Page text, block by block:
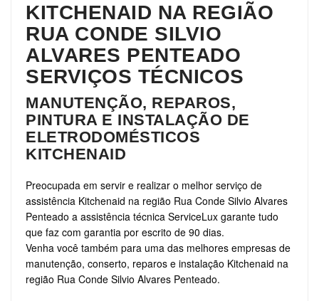
KITCHENAID NA REGIÃO
RUA CONDE SILVIO
ALVARES PENTEADO
SERVIÇOS TÉCNICOS
MANUTENÇÃO, REPAROS,
PINTURA E INSTALAÇÃO DE
ELETRODOMÉSTICOS
KITCHENAID
Preocupada em servir e realizar o melhor serviço de
assistência Kitchenaid na região Rua Conde Silvio Alvares
Penteado a assistência técnica ServiceLux garante tudo
que faz com garantia por escrito de 90 dias.
Venha você também para uma das melhores empresas de
manutenção, conserto, reparos e instalação Kitchenaid na
região Rua Conde Silvio Alvares Penteado.